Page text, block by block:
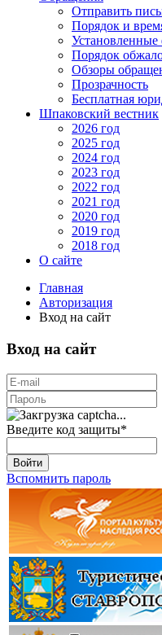
Отправить
Порядок и
Порядок
Обзоры
Прозрачность
Бесплатная
Шпаковский вестник
2026 год
2025 год
2024 год
2023 год
2022 год
2021 год
2020 год
2019 год
2018 год
О сайте
Главная
Авторизация
Вход на сайт
Вход на сайт
Введите код защиты*
Войти
Вспомнить пароль